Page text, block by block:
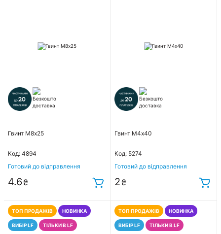
Гвинт М8х25
Код: 4894
Готовий до відправлення
4.6₴
Гвинт М4х40
Код: 5274
Готовий до відправлення
2₴
ТОП ПРОДАЖІВ НОВИНКА
ВИБІР LF ТІЛЬКИ В LF
ТОП ПРОДАЖІВ НОВИНКА
ВИБІР LF ТІЛЬКИ В LF